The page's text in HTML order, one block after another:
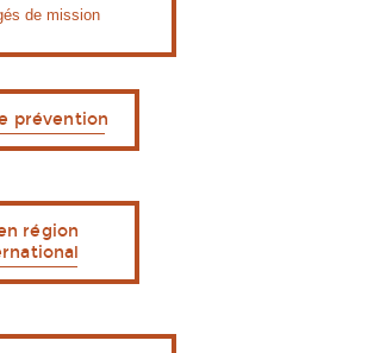
prévention
région
de mission